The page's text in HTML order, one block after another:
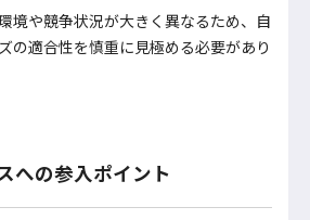
境や競争状況が大きく異なるため、自
の適合性を慎重に見極める必要があり
への参入ポイント